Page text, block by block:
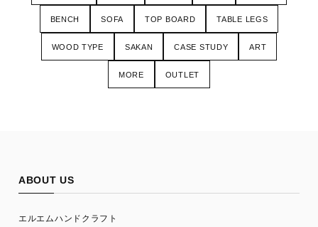
BENCH SOFA TOP BOARD TABLE LEGS
WOOD TYPE SAKAN CASE STUDY ART
MORE OUTLET
ABOUT US
エルエムハンドクラフト